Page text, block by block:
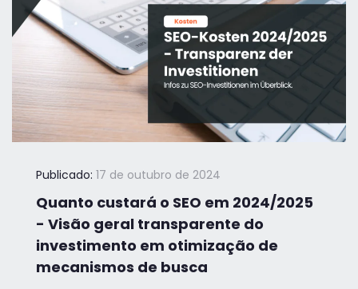
Publicado: 17 de outubro de 2024
Quanto custará o SEO em 2024/2025
- Visão geral transparente do
investimento em otimização de
mecanismos de busca